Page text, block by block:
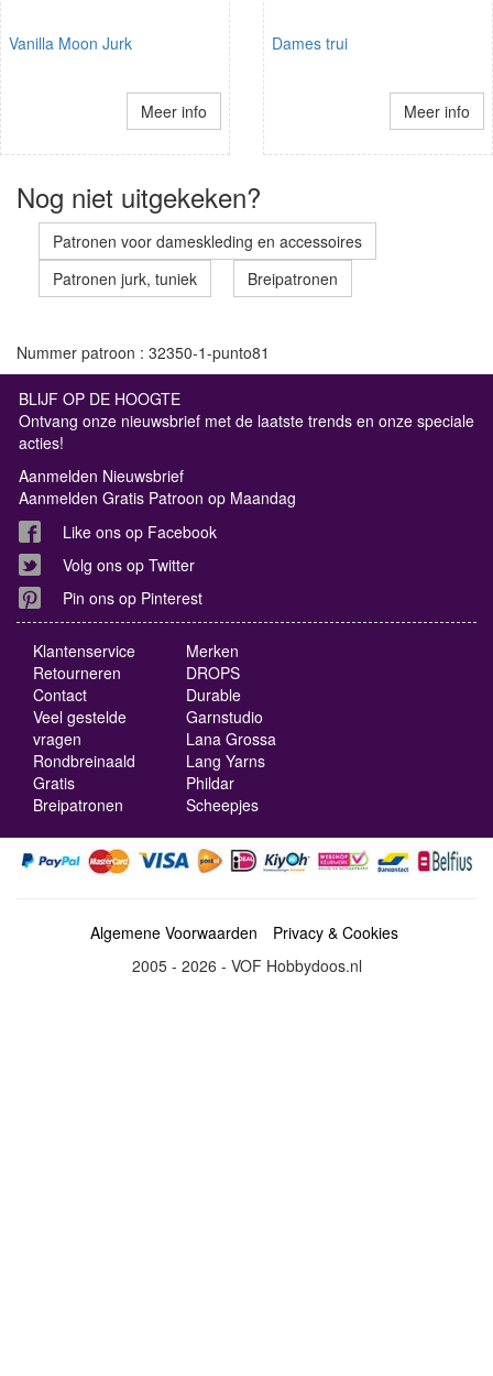
Vanilla Moon Jurk
Meer info
Dames trui
Meer info
Nog niet uitgekeken?
Patronen voor dameskleding en accessoires
Patronen jurk, tuniek
Breipatronen
Nummer patroon : 32350-1-punto81
BLIJF OP DE HOOGTE
Ontvang onze nieuwsbrief met de laatste trends en onze speciale
acties!
Aanmelden Nieuwsbrief
Aanmelden Gratis Patroon op Maandag
Like ons op Facebook
Volg ons op Twitter
Pin ons op Pinterest
Klantenservice
Retourneren
Contact
Veel gestelde
vragen
Rondbreinaald
Gratis
Breipatronen
Merken
DROPS
Durable
Garnstudio
Lana Grossa
Lang Yarns
Phildar
Scheepjes
Algemene Voorwaarden
Privacy & Cookies
2005 - 2026 - VOF Hobbydoos.nl